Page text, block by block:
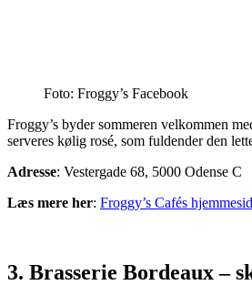
Foto: Froggy’s Facebook
Froggy’s byder sommeren velkommen
serveres kølig rosé, som fuldender den
Adresse: Vestergade 68, 5000 Odense C
Læs mere her: Froggy’s Cafés
3. Brasserie Bordeaux –